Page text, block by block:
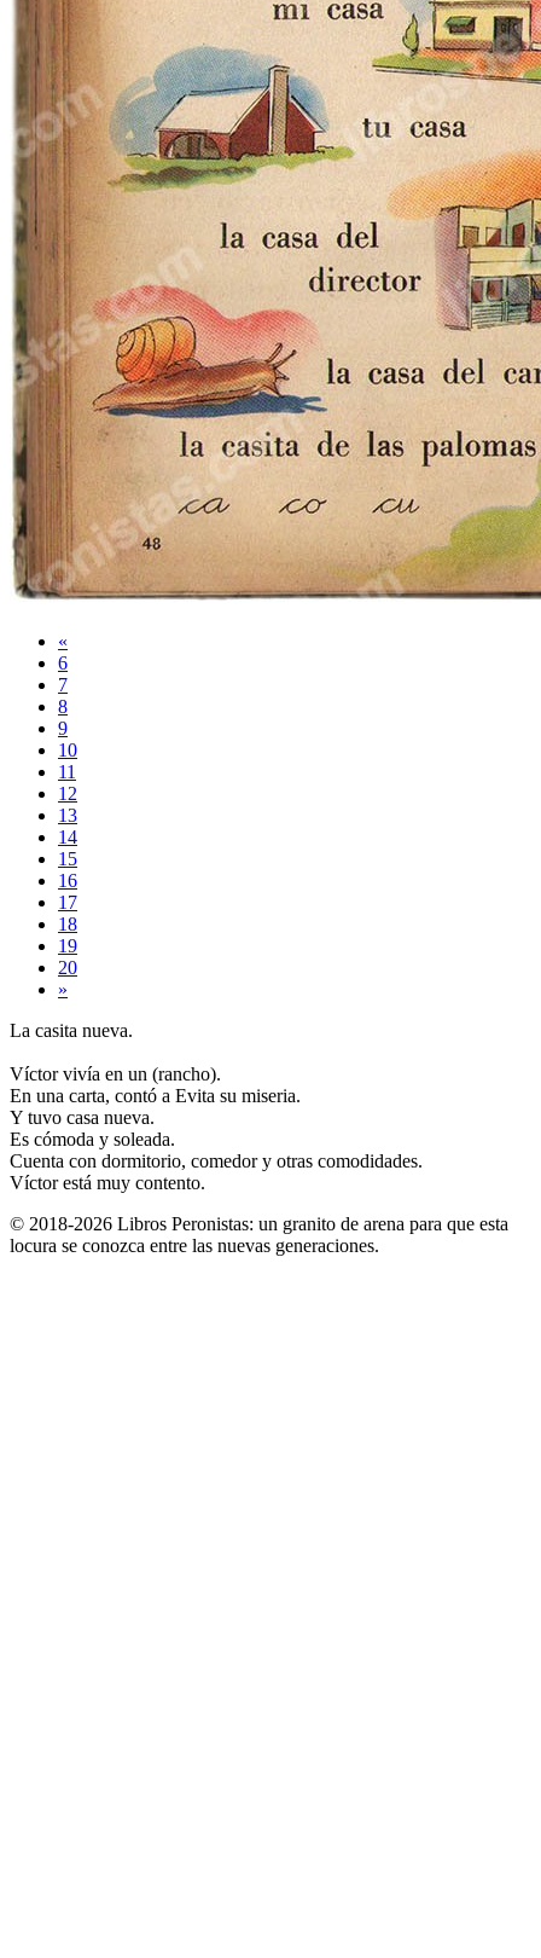
«
6
7
8
9
10
11
12
13
14
15
16
17
18
19
20
»
La casita nueva.
Víctor vivía en un (rancho).
En una carta, contó a Evita su miseria.
Y tuvo casa nueva.
Es cómoda y soleada.
Cuenta con dormitorio, comedor y otras comodidades.
Víctor está muy contento.
© 2018-2026 Libros Peronistas: un granito de arena para que esta
locura se conozca entre las nuevas generaciones.